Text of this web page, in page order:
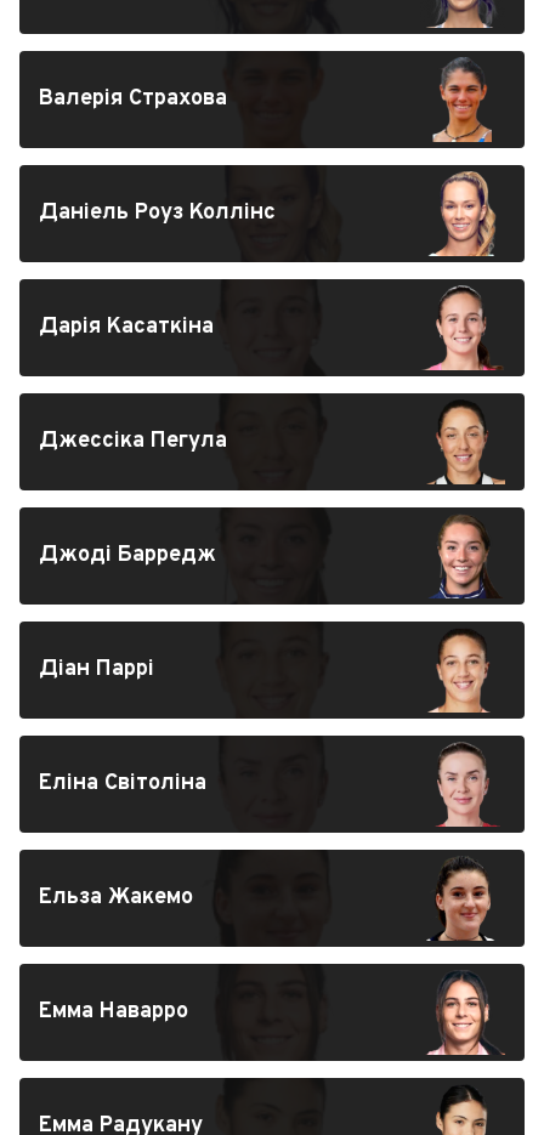
Валерія Страхова
Даніель Роуз Коллінс
Дарія Касаткіна
Джессіка Пегула
Джоді Барредж
Діан Паррі
Еліна Світоліна
Ельза Жакемо
Емма Наварро
Емма Радукану